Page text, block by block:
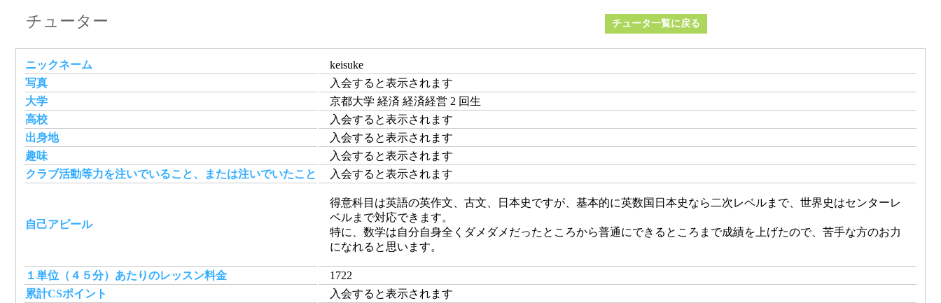
チューター チュータ一覧に戻る
ニックネーム
keisuke
写真
入会すると表示されます
大学
京都大学 経済 経済経営 2 回生
高校
入会すると表示されます
出身地
入会すると表示されます
趣味
入会すると表示されます
クラブ活動等力を注いでいること、または注いでいたこと
入会すると表示されます
自己アピール
得意科目は英語の英作文、古文、日本史ですが、基本的に英数国日本史なら二次レベルまで、世界史はセンターレ
ベルまで対応できます。
特に、数学は自分自身全くダメダメだったところから普通にできるところまで成績を上げたので、苦手な方のお力
になれると思います。
１単位（４５分）あたりのレッスン料金
1722
累計CSポイント
入会すると表示されます